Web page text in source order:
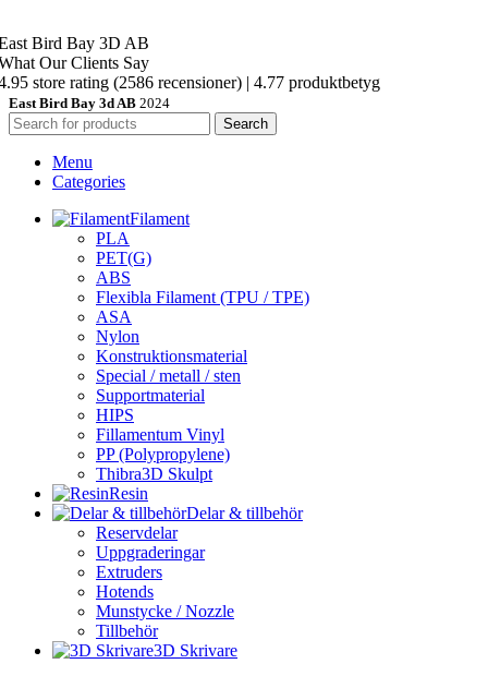
Bird Bay 3D AB
Our Clients Say
store rating (2586 recensioner) | 4.77 produktbetyg
East Bird Bay 3d AB 2024
Search
Menu
Categories
Filament
PLA
PET(G)
ABS
Flexibla Filament (TPU / TPE)
ASA
Nylon
Konstruktionsmaterial
Special / metall / sten
Supportmaterial
HIPS
Fillamentum Vinyl
PP (Polypropylene)
Thibra3D Skulpt
Resin
Delar & tillbehör
Reservdelar
Uppgraderingar
Extruders
Hotends
Munstycke / Nozzle
Tillbehör
3D Skrivare